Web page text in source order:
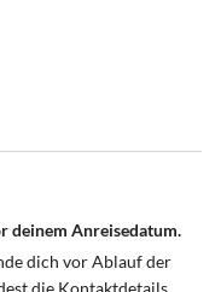
deinem Anreisedatum.
dich vor Ablauf der